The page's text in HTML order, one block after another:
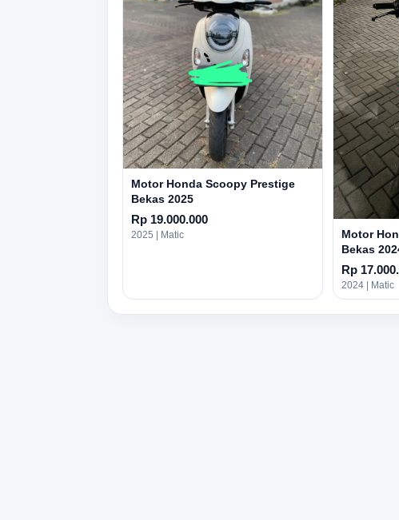
Motor Honda Scoopy Prestige
Bekas 2025
Rp 19.000.000
2025 | Matic
Motor
Bekas
Rp
2024 | Matic